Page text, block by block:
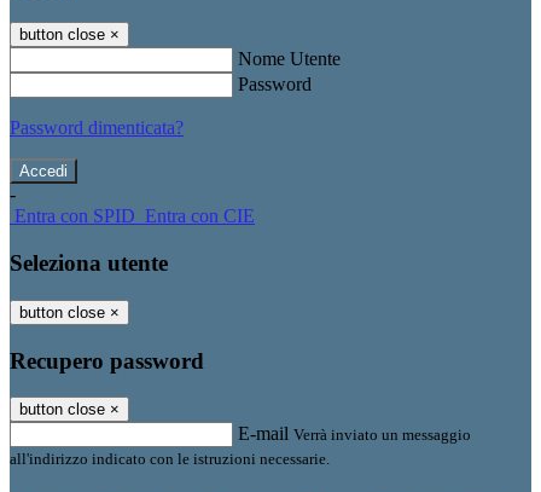
button close ×
Nome Utente
Password
Password dimenticata?
-
Entra con SPID Entra con CIE
Seleziona utente
button close ×
Recupero password
button close ×
E-mail Verrà inviato un messaggio
all'indirizzo indicato con le istruzioni necessarie.